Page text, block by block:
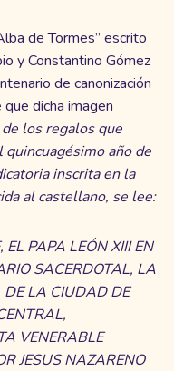
de Tormes” escrito
y Constantino Gómez
de canonización
dicha imagen
los regalos que
quincuagésimo año de
inscrita en la
al castellano, se lee:
PAPA LEÓN XIII EN
SACERDOTAL, LA
LA CIUDAD DE
VENERABLE
JESUS NAZARENO